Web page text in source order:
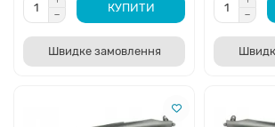
КУПИТИ
Швидке замовлення